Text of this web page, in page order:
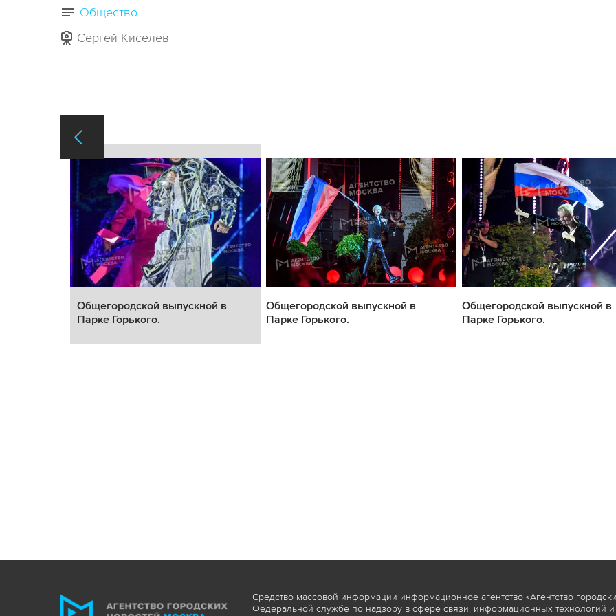
Общество
Сергей Киселев
Общегородской выпускной в
Парке Горького.
Общегородской выпускной в
Парке Горького.
Общегородской выпускной в
Парке Горького.
Средство массовой информации информационное агентство «Агентство
Федеральной службе по надзору в сфере связи, информационных технологий